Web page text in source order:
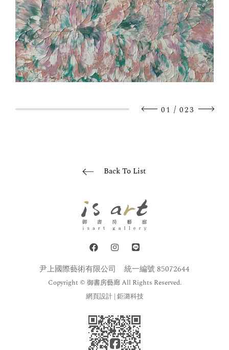
01 / 023
Back To List
尹上國際藝術有限公司 統一編號 85072644
Copyright © 御書房藝廊 All Rights Reserved.
網頁設計| 鉅潞科技